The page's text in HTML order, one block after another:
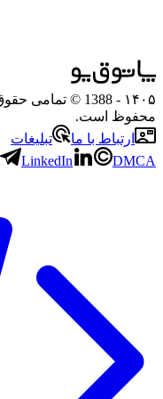
۱۴۰۵
- 1388 ©
محفوظ است.
ارتباط با ما
تبلیغات
LinkedIn DMCA